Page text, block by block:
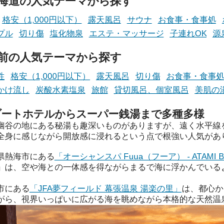
格安（1,000円以下） 露天風呂 サウナ お食事・食事処
ル
切り傷 塩化物泉 エステ・マッサージ 子連れOK 源
の人気テーマから探す
格安（1,000円以下） 露天風呂 切り傷 お食事・食事処
け流し
炭酸水素塩泉 旅館 貸切風呂、個室風呂 美肌の
ートホテルからスーパー銭湯まで多種多様
谷の地にある秘湯も趣深いものがありますが、遠く水平
身に感じながら開放感に浸れるという点で根強い人気があ
熱海市にある 「オーシャンスパ Fuua（フーア） - ATAMI
は、空や海との一体感を得ながらまるで海に浮かんでい
にある 「JFA夢フィールド 幕張温泉 湯楽の里」 は、都心
ら、視界いっぱいに広がる海を眺めながら本格的な天然温